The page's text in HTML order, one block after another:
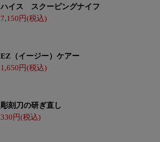
ハイス スクーピングナイフ
7,150
EZ（イージー）ケアー
1,650
彫刻刀の研ぎ直し
330